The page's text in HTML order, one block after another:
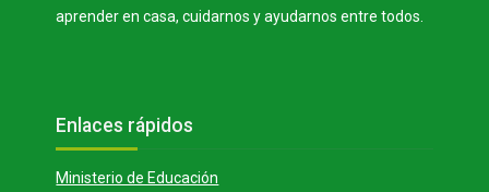
aprender en casa, cuidarnos y ayudarnos entre todos.
Bloques
Enlaces rápidos
Ministerio de Educación